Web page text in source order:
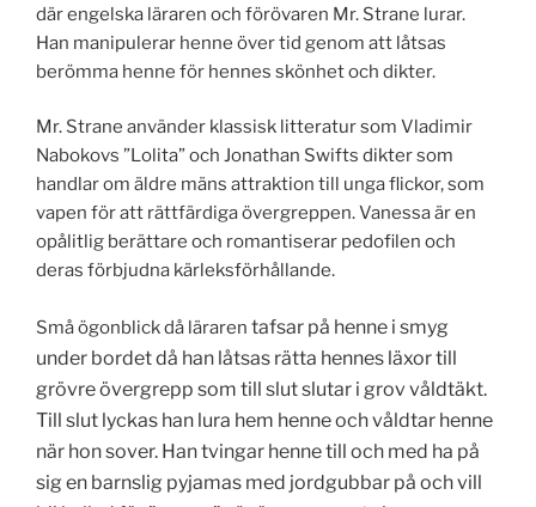
där engelska läraren och förövaren Mr. Strane lurar.
Han manipulerar henne över tid genom att låtsas
berömma henne för hennes skönhet och dikter.
Mr. Strane använder klassisk litteratur som Vladimir
Nabokovs ”Lolita” och Jonathan Swifts dikter som
handlar om äldre mäns attraktion till unga flickor, som
vapen för att rättfärdiga övergreppen. Vanessa är en
opålitlig berättare och romantiserar pedofilen och
deras förbjudna kärleksförhållande.
Små ögonblick då läraren tafsar på henne i smyg
under bordet då han låtsas rätta hennes läxor till
grövre övergrepp som till slut slutar i grov våldtäkt.
Till slut lyckas han lura hem henne och våldtar henne
när hon sover. Han tvingar henne till och med ha på
sig en barnslig pyjamas med jordgubbar på och vill